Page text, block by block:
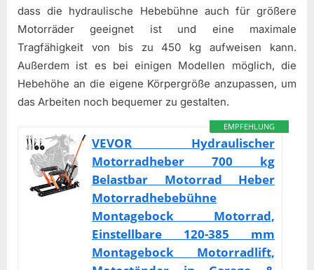
dass die hydraulische Hebebühne auch für größere
Motorräder geeignet ist und eine maximale
Tragfähigkeit von bis zu 450 kg aufweisen kann.
Außerdem ist es bei einigen Modellen möglich, die
Hebehöhe an die eigene Körpergröße anzupassen, um
das Arbeiten noch bequemer zu gestalten.
EMPFEHLUNG
VEVOR Hydraulischer
Motorradheber 700 kg
Belastbar Motorrad Heber
Motorradhebebühne
Montagebock Motorrad,
Einstellbare 120-385 mm
Montagebock Motorradlift,